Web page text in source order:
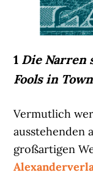
1 Die Narren
Fools in
Vermutlich
ausstehenden
großartigen